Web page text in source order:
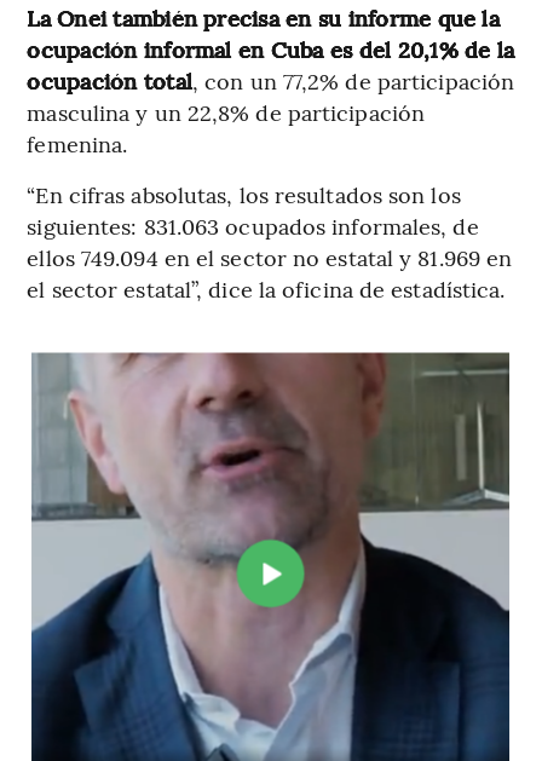
La Onei también precisa en su informe que la
ocupación informal en Cuba es del 20,1% de la
ocupación total, con un 77,2% de participación
masculina y un 22,8% de participación
femenina.
“En cifras absolutas, los resultados son los
siguientes: 831.063 ocupados informales, de
ellos 749.094 en el sector no estatal y 81.969 en
el sector estatal”, dice la oficina de estadística.